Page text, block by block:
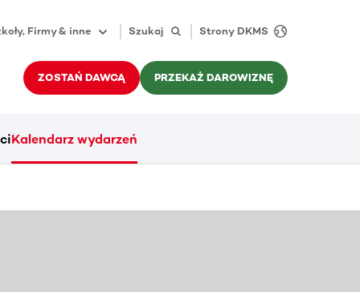
Firmy & inne Szukaj Strony DKMS
ZOSTAŃ DAWCĄ PRZEKAŻ DAROWIZNĘ
Kalendarz wydarzeń